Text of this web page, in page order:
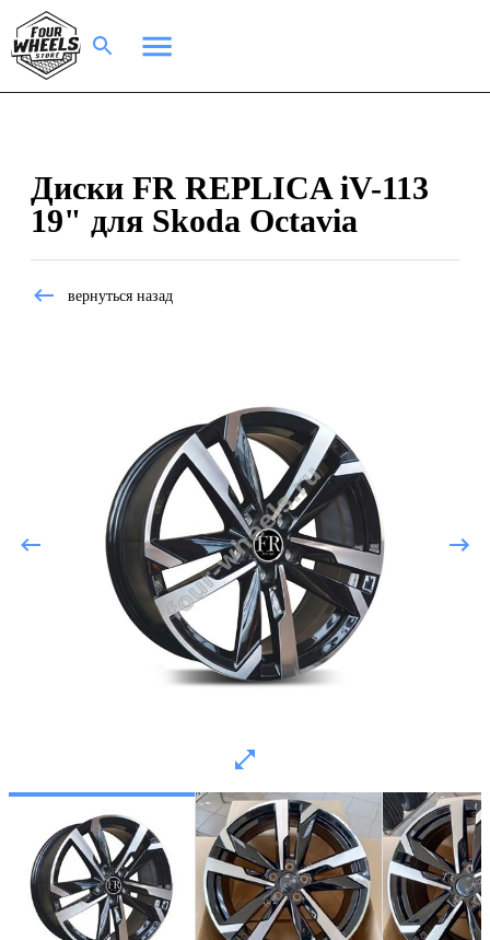
Диски FR REPLICA iV-113
19" для Skoda Octavia
вернуться назад